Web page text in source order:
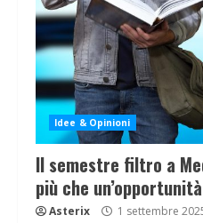
Idee & Opinioni
Il semestre filtro a
più che un’opportunità
Asterix 1 settembre